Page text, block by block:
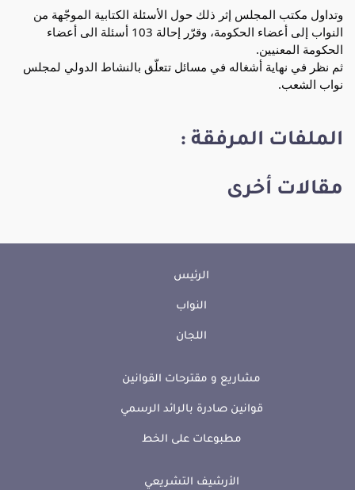
وتداول مكتب المجلس إثر ذلك حول الأسئلة الكتابية الموجّهة من
النواب إلى أعضاء الحكومة، وقرّر إحالة 103 أسئلة الى أعضاء
الحكومة المعنيين.
ثم نظر في نهاية أشغاله في مسائل تتعلّق بالنشاط الدولي لمجلس
نواب الشعب.
الملفات المرفقة :
مقالات أخرى
الرئيس
النواب
اللجان
مشاريع و مقترحات القوانين
قوانين صادرة بالرائد الرسمي
مطبوعات على الخط
الأرشيف التشريعي